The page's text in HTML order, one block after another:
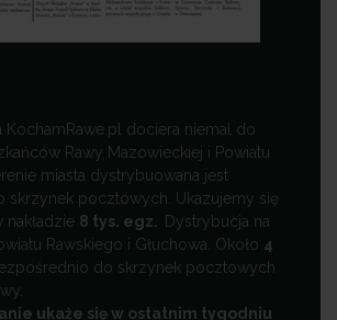
KochamRawe.pl dociera niemal do
Rawy Mazowieckiej i Powiatu
miasta dystrybuowana jest
skrzynek pocztowych. Ukazujemy się
8 tys. egz. Dystrybucja na
Rawskiego i Głuchowa. Około 4
do skrzynek pocztowych
ukaże się w ostatnim tygodniu